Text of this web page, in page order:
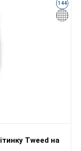
144
Tweed на